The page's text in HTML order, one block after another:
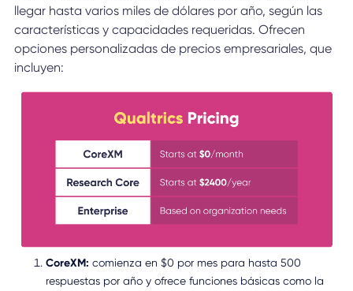
llegar hasta varios miles de dólares por año, según las
características y capacidades requeridas. Ofrecen
opciones personalizadas de precios empresariales, que
incluyen:
CoreXM: comienza en $0 por mes para hasta 500
respuestas por año y ofrece funciones básicas como la